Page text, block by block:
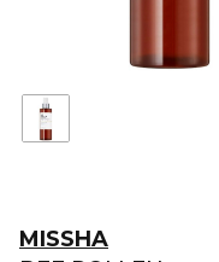
MISSHA